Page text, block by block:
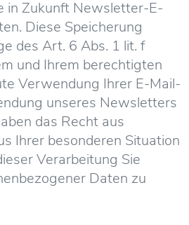
in Zukunft Newsletter-E-
Diese Speicherung
des Art. 6 Abs. 1 lit. f
und Ihrem berechtigten
Verwendung Ihrer E-Mail-
unseres Newsletters
das Recht aus
Ihrer besonderen Situation
Verarbeitung Sie
Daten zu